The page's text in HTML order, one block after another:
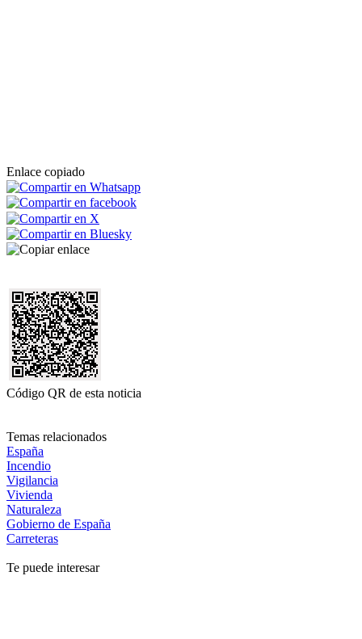
Enlace copiado
Código QR de esta noticia
Temas relacionados
España
Incendio
Vigilancia
Vivienda
Naturaleza
Gobierno de España
Carreteras
Te puede interesar